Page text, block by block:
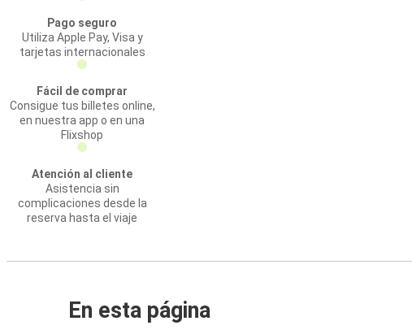
Pago seguro
Utiliza Apple Pay, Visa y
tarjetas internacionales
Fácil de comprar
Consigue tus billetes online,
en nuestra app o en una
Flixshop
Atención al cliente
Asistencia sin
complicaciones desde la
reserva hasta el viaje
En esta página